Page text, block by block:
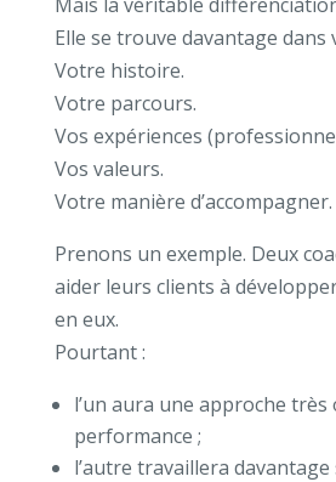
Elle se trouve davantage dans
Votre histoire.
Votre parcours.
Vos expériences
Vos valeurs.
Votre manière d’accompagner.
Prenons un exemple. Deux
aider leurs clients à
en eux.
Pourtant :
l’un aura une approche très
performance ;
l’autre travaillera